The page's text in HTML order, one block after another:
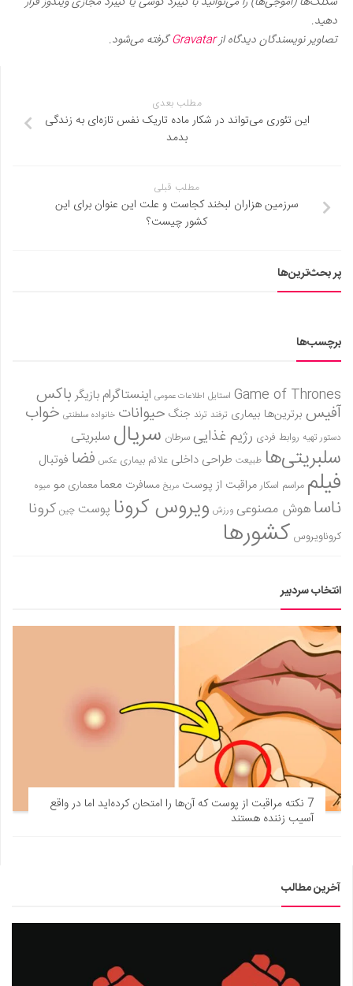
دهید.
تصاویر نویسندگان دیدگاه ازGravatarگرفته می‌شود.
مطلب بعدی
این تئوری می‌تواند در شکار ماده تاریک نفس تازه‌ای به زندگی
بدمد
مطلب قبلی
سرزمین هزاران لبخند کجاست و علت این عنوان برای این
کشور چیست؟
پر بحث‌ترین‌ها
برچسب‌ها
Game of Thrones استایل اطلاعات عمومی اینستاگرام بازیگر باکس
آفیس برترین‌ها بیماری ترفند ترند جنگ حیوانات خانواده سلطنتی خواب
دستور تهیه روابط فردی رژیم غذاییسرطان سریال سلبریتی
سلبریتی‌ها طبیعت طراحی داخلی علائم بیماری عکس فضا فوتبال
فیلم مراسم اسکارمراقبت از پوست مریخ مسافرت معمامعماری مو میوه
ناساهوش مصنوعی ورزش ویروس کرونا پوست چین کرونا
کروناویروس کشورها
انتخاب سردبیر
7 نکته مراقبت از پوست که آن‌ها را امتحان کرده‌اید اما در واقع
آسیب زننده هستند
آخرین مطالب